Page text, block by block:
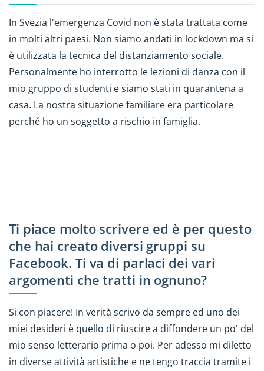
In Svezia l'emergenza Covid non è stata trattata come
in molti altri paesi. Non siamo andati in lockdown ma si
è utilizzata la tecnica del distanziamento sociale.
Personalmente ho interrotto le lezioni di danza con il
mio gruppo di studenti e siamo stati in quarantena a
casa. La nostra situazione familiare era particolare
perché ho un soggetto a rischio in famiglia.
Ti piace molto scrivere ed è per questo
che hai creato diversi gruppi su
Facebook. Ti va di parlaci dei vari
argomenti che tratti in ognuno?
Si con piacere! In verità scrivo da sempre ed uno dei
miei desideri è quello di riuscire a diffondere un po' del
mio senso letterario prima o poi. Per adesso mi diletto
in diverse attività artistiche e ne tengo traccia tramite i